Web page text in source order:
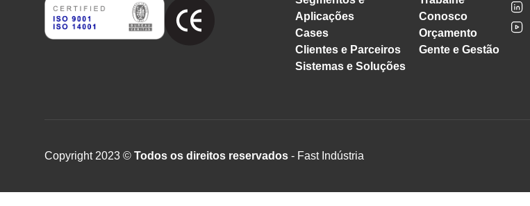
Aplicações
Cases
Clientes e Parceiros
Sistemas e Soluções
Conosco
Orçamento
Gente e Gestão
Copyright 2023 © Todos os direitos reservados - Fast Indústria